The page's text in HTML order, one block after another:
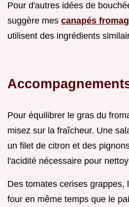
Pour d'autres idées de
suggère mes canapés
utilisent des ingrédients
Pour équilibrer le gras du
misez sur la fraîcheur. Une
un filet de citron et des
l'acidité nécessaire pour
Des tomates cerises grappes,
four en même temps que le